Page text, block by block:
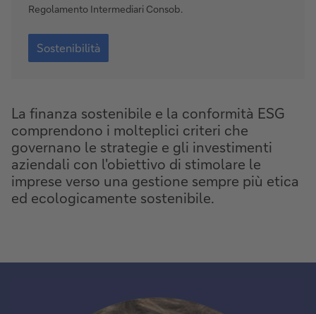
Regolamento Intermediari Consob.
Informativa
sulla
sostenibilità
Sostenibilità
La finanza sostenibile e la conformità ESG
comprendono i molteplici criteri che
governano le strategie e gli investimenti
aziendali con l'obiettivo di stimolare le
imprese verso una gestione sempre più etica
ed ecologicamente sostenibile.